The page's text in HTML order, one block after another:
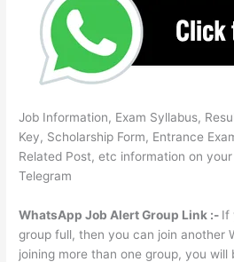
Job Information, Exam Syllabus,
Key, Scholarship Form, Entrance
Related Post, etc information on
Telegram
WhatsApp Job Alert Group Link :- If
group full, then you can join another
joining more than one group, you will